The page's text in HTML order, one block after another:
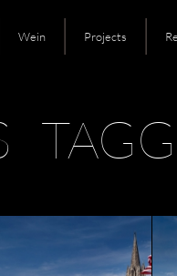
Wein Projects